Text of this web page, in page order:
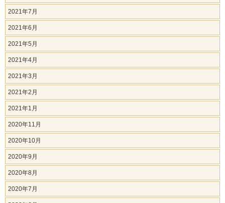
2021年7月
2021年6月
2021年5月
2021年4月
2021年3月
2021年2月
2021年1月
2020年11月
2020年10月
2020年9月
2020年8月
2020年7月